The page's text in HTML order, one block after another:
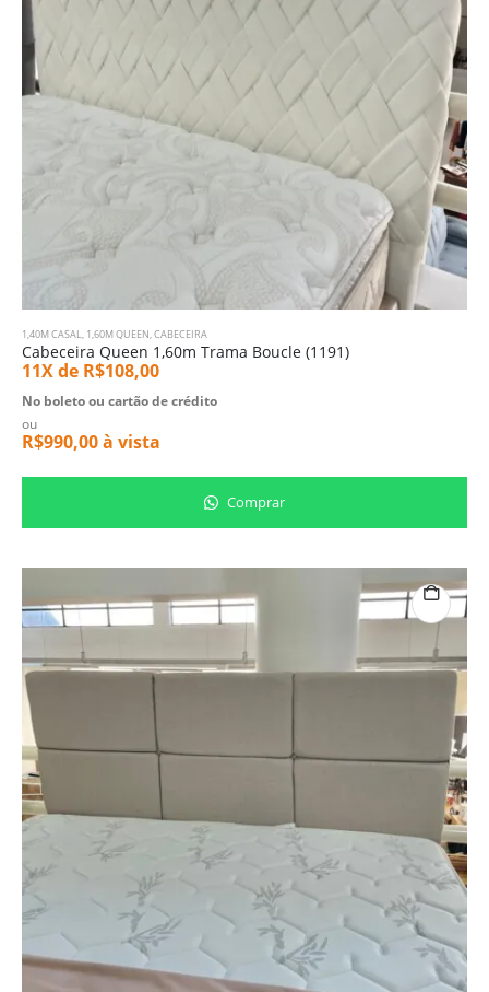
1,40M CASAL, 1,60M QUEEN,CABECEIRA
Cabeceira Queen 1,60m Trama Boucle (1191)
11X de R$108,00
No boleto ou cartão de crédito
ou
R$990,00à vista
Comprar